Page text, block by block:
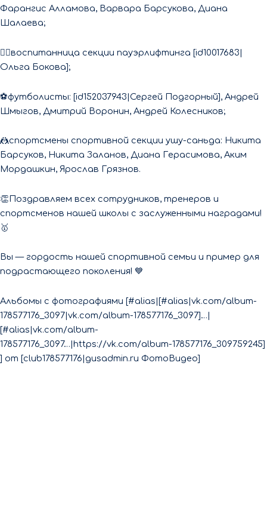
Фарангис Алламова, Варвара Барсукова, Диана
Шалаева;
🏋‍♀воспитанница секции пауэрлифтинга [id10017683|
Ольга Бокова];
⚽футболисты: [id152037943|Сергей Подгорный], Андрей
Шмыгов, Дмитрий Воронин, Андрей Колесников;
🤼спортсмены спортивной секции ушу-саньда: Никита
Барсуков, Никита Заланов, Диана Герасимова, Аким
Мордашкин, Ярослав Грязнов.
👏Поздравляем всех сотрудников, тренеров и
спортсменов нашей школы с заслуженными наградами!
🥇
Вы — гордость нашей спортивной семьи и пример для
подрастающего поколения! 💙
Альбомы с фотографиями [#​alias|[#alias|vk.com/album-
178577176_3097|vk.com/album-178577176_3097]…|
[#alias|vk.com/album-
178577176_3097…|https://vk.com/album-178577176_309759245]
] от [club178577176|gusadmin.ru ФотоВидео]